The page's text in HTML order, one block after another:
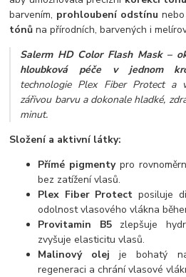
barvením, prohloubení odstínu nebo
tónů na přírodních, barvených i
Salerm HD Color Flash Mask –
hloubková péče v jednom
technologie Plex Fiber Protect a
zářivou barvu a dokonale hladké,
minut.
Složení a aktivní látky:
Přímé pigmentypro
bez zatížení vlasů.
Plex Fiber Protect posiluje
odolnost vlasového vlákna
Provitamin B5zlepšuje
zvyšuje elasticitu vlasů.
Malinový olej je bohatý na
regeneraci a chrání vlasové